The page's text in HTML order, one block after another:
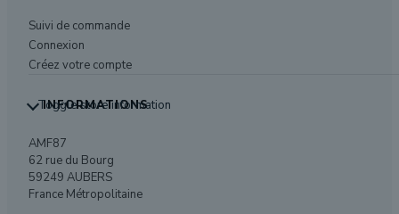
Suivi de commande
Connexion
Créez votre compte
INFORMATIONS
Toggle store information
AMF87
62 rue du Bourg
59249 AUBERS
France Métropolitaine